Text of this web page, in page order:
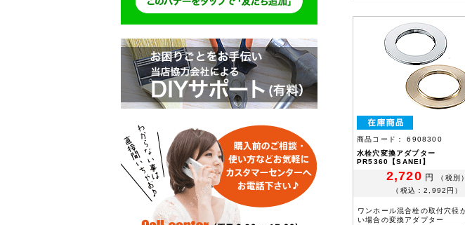
商品コード： 6908300
水栓穴変換アダプター
PR5360【SANEI】
2,720 円
（税別）
（税込：2,992円）
ワンホール混合栓の取付穴径
い場合の変換アダプター